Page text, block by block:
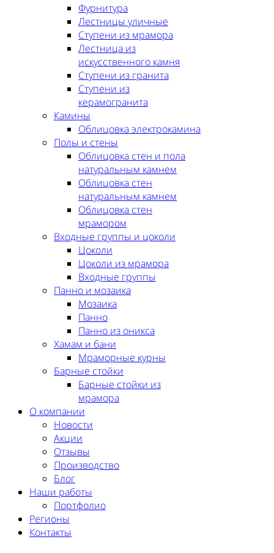
Фурнитура
Лестницы уличные
Ступени из мрамора
Лестница из
искусственного камня
Ступени из гранита
Ступени из
керамогранита
Камины
Облицовка электрокамина
Полы и стены
Облицовка стен и пола
натуральным камнем
Облицовка стен
натуральным камнем
Облицовка стен
мрамором
Входные группы и цоколи
Цоколи
Цоколи из мрамора
Входные группы
Панно и мозаика
Мозаика
Панно
Панно из оникса
Хамам и бани
Мраморные курны
Барные стойки
Барные стойки из
мрамора
О компании
Новости
Акции
Отзывы
Производство
Блог
Наши работы
Портфолио
Регионы
Контакты